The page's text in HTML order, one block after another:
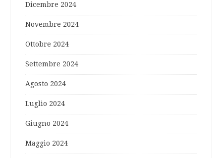
Dicembre 2024
Novembre 2024
Ottobre 2024
Settembre 2024
Agosto 2024
Luglio 2024
Giugno 2024
Maggio 2024